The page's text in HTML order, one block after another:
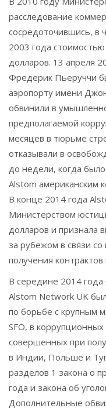
расследование
сосредоточившись, в
2003 года
долларов. 13 апреля
Фредерик Пьеруччи
аэропорту имени
обвинили в
предполагаемой
месяцев в тюрьме
отказывали в
до недели, когда
Alstom американским
В конце 2014 года
Министерством
долларов и признала
за рубежом в связи
получения
В середине 2014
Alstom Network UK
по борьбе с крупным
SFO, в
совершенных при
в Индии, Польше и
разделов 1 закона о
года и закона об
Дополнительные